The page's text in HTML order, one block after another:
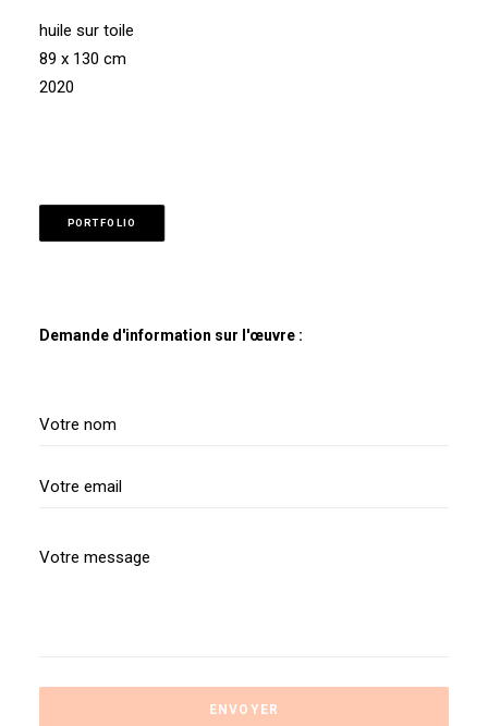
huile sur toile
89 x 130 cm
2020
PORTFOLIO
Demande d'information sur l'œuvre :